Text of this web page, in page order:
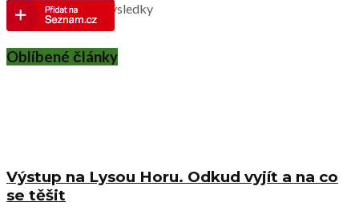
Zobrazit všechny výsledky
Oblíbené články
Výstup na Lysou Horu. Odkud vyjít a na co
se těšit